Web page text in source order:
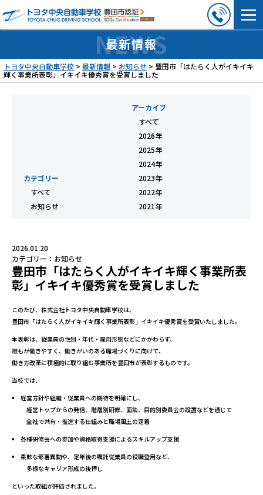
最新情報
トヨタ中央自動車学校 > 最新情報 > お知らせ > 豊田市「はたらく人がイキイキ
輝く事業所表彰」イキイキ優秀賞を受賞しました
カテゴリー
すべて
お知らせ
アーカイブ
すべて
2026年
2025年
2024年
2023年
2022年
2021年
2026.01.20
カテゴリー： お知らせ
豊田市「はたらく人がイキイキ輝く事業所表
彰」イキイキ優秀賞を受賞しました
このたび、株式会社トヨタ中央自動車学校は、
豊田市「はたらく人がイキイキ輝く事業所表彰」イキイキ優秀賞を受賞いたしました。
本表彰は、従業員の性別・年代・雇用形態などにかかわらず、
誰もが働きやすく、働きがいのある職場づくりに向けて、
働き方改革に積極的に取り組む事業所を豊田市が表彰するものです。
当校では、
経営方針や組織・従業員への期待を明確にし、
経営トップからの発信、階層別研修、面談、目的別委員会の設置などを通じて
全社で共有・推進する仕組みと職場風土の定着
各種研修会への参加や資格取得支援によるスキルアップ支援
柔軟な部署異動や、定年後の嘱託従業員の役職登用など、
多様なキャリア形成の後押し
といった取組が評価されました。